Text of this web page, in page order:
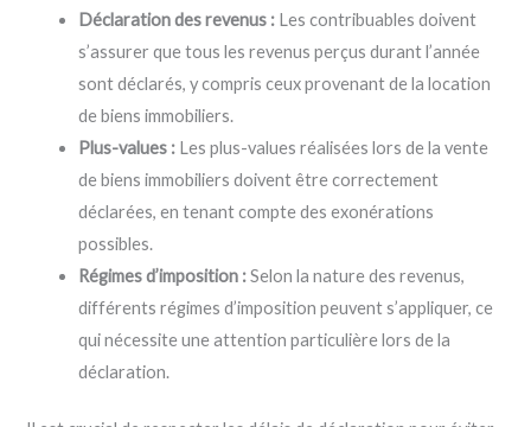
Déclaration des revenus : Les contribuables doivent
s’assurer que tous les revenus perçus durant l’année
sont déclarés, y compris ceux provenant de la location
de biens immobiliers.
Plus-values : Les plus-values réalisées lors de la vente
de biens immobiliers doivent être correctement
déclarées, en tenant compte des exonérations
possibles.
Régimes d’imposition :Selon la nature des revenus,
différents régimes d’imposition peuvent s’appliquer, ce
qui nécessite une attention particulière lors de la
déclaration.